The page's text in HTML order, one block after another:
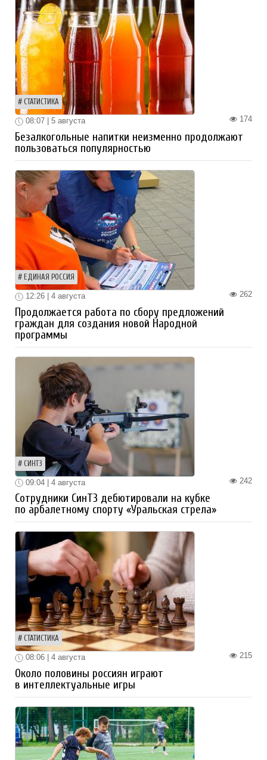
СТАТИСТИКА
174
08:07 | 5 августа
Безалкогольные напитки неизменно продолжают
пользоваться популярностью
ЕДИНАЯ РОССИЯ
262
12:26 | 4 августа
Продолжается работа по сбору предложений
граждан для создания новой Народной
программы
СИНТЗ
242
09:04 | 4 августа
Сотрудники СинТЗ дебютировали на кубке
по арбалетному спорту «Уральская стрела»
СТАТИСТИКА
215
08:06 | 4 августа
Около половины россиян играют
в интеллектуальные игры